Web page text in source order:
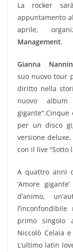
La rocker
appuntamento
aprile,
Management.
Gianna
suo nuovo tour
diritto nella
nuovo
per un disco
versione
con il live “Sotto
A quattro anni
‘Amore
d’animo,
primo singolo
Niccolò Celaia
L’ultimo latin